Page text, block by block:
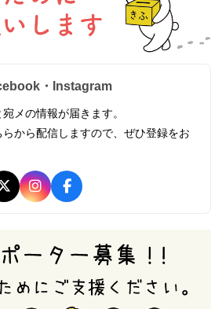
・Instagram
メの情報が届きます。
から配信しますので、ぜひ登録をお